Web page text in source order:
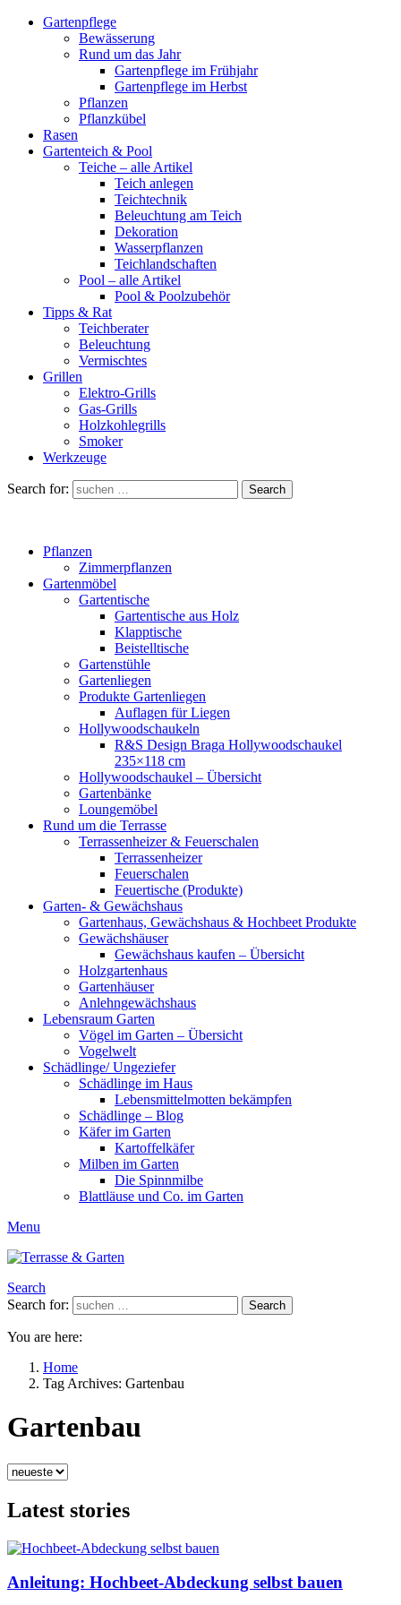
Gartenpflege
Bewässerung
Rund um das Jahr
Gartenpflege im Frühjahr
Gartenpflege im Herbst
Pflanzen
Pflanzkübel
Rasen
Gartenteich & Pool
Teiche – alle Artikel
Teich anlegen
Teichtechnik
Beleuchtung am Teich
Dekoration
Wasserpflanzen
Teichlandschaften
Pool – alle Artikel
Pool & Poolzubehör
Tipps & Rat
Teichberater
Beleuchtung
Vermischtes
Grillen
Elektro-Grills
Gas-Grills
Holzkohlegrills
Smoker
Werkzeuge
Search for: Search
Pflanzen
Zimmerpflanzen
Gartenmöbel
Gartentische
Gartentische aus Holz
Klapptische
Beistelltische
Gartenstühle
Gartenliegen
Produkte Gartenliegen
Auflagen für Liegen
Hollywoodschaukeln
R&S Design Braga Hollywoodschaukel
235×118 cm
Hollywoodschaukel – Übersicht
Gartenbänke
Loungemöbel
Rund um die Terrasse
Terrassenheizer & Feuerschalen
Terrassenheizer
Feuerschalen
Feuertische (Produkte)
Garten- & Gewächshaus
Gartenhaus, Gewächshaus & Hochbeet Produkte
Gewächshäuser
Gewächshaus kaufen – Übersicht
Holzgartenhaus
Gartenhäuser
Anlehngewächshaus
Lebensraum Garten
Vögel im Garten – Übersicht
Vogelwelt
Schädlinge/ Ungeziefer
Schädlinge im Haus
Lebensmittelmotten bekämpfen
Schädlinge – Blog
Käfer im Garten
Kartoffelkäfer
Milben im Garten
Die Spinnmilbe
Blattläuse und Co. im Garten
Menu
Search
Search for:
Search
You are here:
Home
Tag Archives: Gartenbau
Gartenbau
Latest stories
Anleitung: Hochbeet-Abdeckung selbst bauen